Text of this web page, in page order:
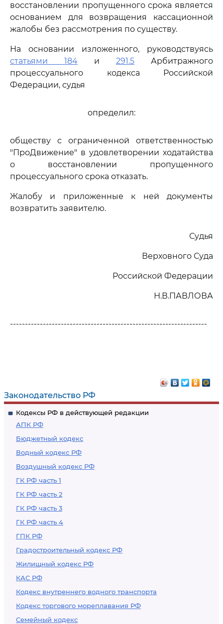
Законодательство РФ
Кодексы РФ в действующей редакции
АПК РФ
Бюджетный кодекс
Водный кодекс РФ
Воздушный кодекс РФ
ГК РФ часть 1
ГК РФ часть 2
ГК РФ часть 3
ГК РФ часть 4
ГПК РФ
Градостроительный кодекс РФ
Жилищный кодекс РФ
КАС РФ
Кодекс внутреннего водного транспорта
Кодекс торгового мореплавания РФ
Семейный кодекс
восстановлении пропущенного срока является
основанием для возвращения кассационной
жалобы без рассмотрения по существу.
На основании изложенного, руководствуясь
статьями 184 и 291.5 Арбитражного
процессуального кодекса Российской
Федерации, судья
определил:
обществу с ограниченной ответственностью
"ПроДвижение" в удовлетворении ходатайства
о восстановлении пропущенного
процессуального срока отказать.
Жалобу и приложенные к ней документы
возвратить заявителю.
Судья
Верховного Суда
Российской Федерации
Н.В.ПАВЛОВА
------------------------------------------------------------------